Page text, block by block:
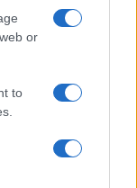
or
to
e il Comune di
la nipote: “Mio
ci faceva”